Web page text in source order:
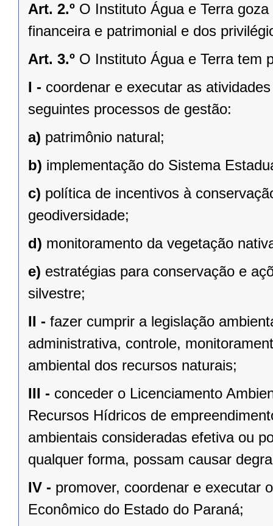
Art. 2.º O Instituto Água e Terra
financeira e patrimonial e dos
Art. 3.º O Instituto Água e Terra tem
I - coordenar e executar as
seguintes processos de gestão:
a) patrimônio natural;
b) implementação do Sistema
c) política de incentivos à
geodiversidade;
d) monitoramento da vegetação
e) estratégias para conservação e
silvestre;
II - fazer cumprir a legislação
administrativa, controle,
ambiental dos recursos naturais;
III - conceder o Licenciamento
Recursos Hídricos de
ambientais consideradas efetiva ou
qualquer forma, possam causar
IV - promover, coordenar e executar
Econômico do Estado do Paraná;